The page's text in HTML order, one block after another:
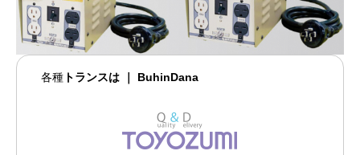
各種 トランスは ｜ BuhinDana